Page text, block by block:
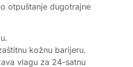
otpuštanje dugotrajne
kožnu barijeru.
vlagu za 24-satnu